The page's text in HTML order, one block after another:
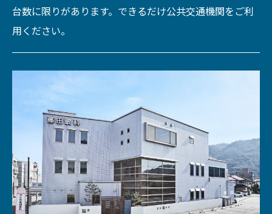
台数に限りがあります。できるだけ公共交通機関をご利
用ください。